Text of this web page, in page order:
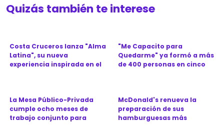
Quizás también te interese
Costa Cruceros lanza "Alma
Latina", su nueva
experiencia inspirada en el
"Me Capacito para
Quedarme" ya formó a más
de 400 personas en cinco
La Mesa Público-Privada
cumple ocho meses de
trabajo conjunto para
McDonald's renueva la
preparación de sus
hamburguesas más